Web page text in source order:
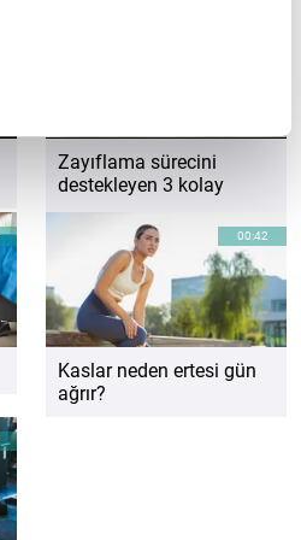
Zayıflama sürecini
destekleyen 3 kolay
hareket
00:42
Kaslar neden ertesi gün
ağrır?